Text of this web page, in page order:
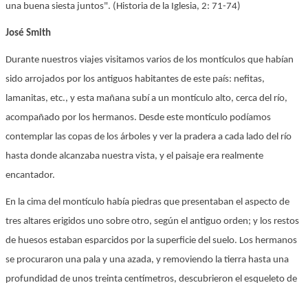
una buena siesta juntos". (Historia de la Iglesia, 2: 71-74)
José Smith
Durante nuestros viajes visitamos varios de los montículos que habían
sido arrojados por los antiguos habitantes de este país: nefitas,
lamanitas, etc., y esta mañana subí a un montículo alto, cerca del río,
acompañado por los hermanos. Desde este montículo podíamos
contemplar las copas de los árboles y ver la pradera a cada lado del río
hasta donde alcanzaba nuestra vista, y el paisaje era realmente
encantador.
En la cima del montículo había piedras que presentaban el aspecto de
tres altares erigidos uno sobre otro, según el antiguo orden; y los restos
de huesos estaban esparcidos por la superficie del suelo. Los hermanos
se procuraron una pala y una azada, y removiendo la tierra hasta una
profundidad de unos treinta centímetros, descubrieron el esqueleto de